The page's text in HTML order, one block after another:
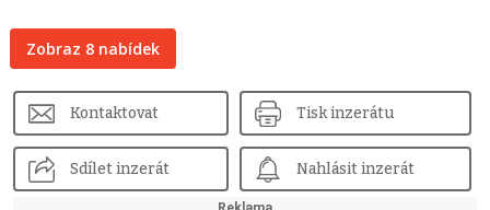
Zobraz 8 nabídek
Kontaktovat Tisk inzerátu
Sdílet inzerát Nahlásit inzerát